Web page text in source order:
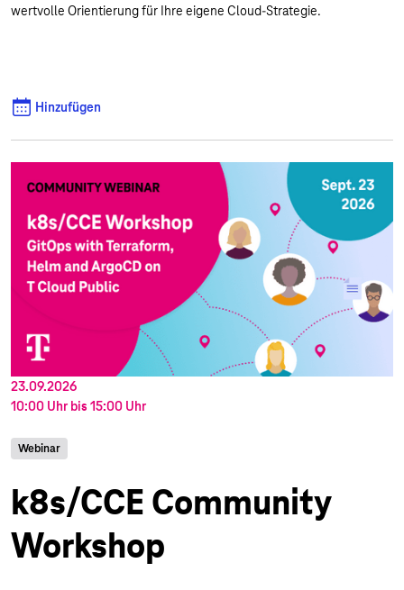
Hinzufügen
wertvolle Orientierung für Ihre eigene Cloud-Strategie.
23.09.2026
10:00 Uhr bis 15:00 Uhr
Webinar
k8s/CCE Community
Workshop